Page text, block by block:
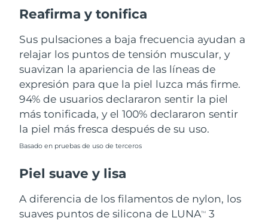
Reafirma y tonifica
Sus pulsaciones a baja frecuencia ayudan a
relajar los puntos de tensión muscular, y
suavizan la apariencia de las líneas de
expresión para que la piel luzca más firme.
94% de usuarios declararon sentir la piel
más tonificada, y el 100% declararon sentir
la piel más fresca después de su uso.
Basado en pruebas de uso de terceros
Piel suave y lisa
A diferencia de los filamentos de nylon, los
suaves puntos de silicona de LUNATM
3
Turquía
Emiratos Árabes
Unidos
Entrega prevista8/10/26
Reino Unido Entrega prevista
Estados Unidos Entrega prevista8/10/26
Uzbekistán Entrega prevista